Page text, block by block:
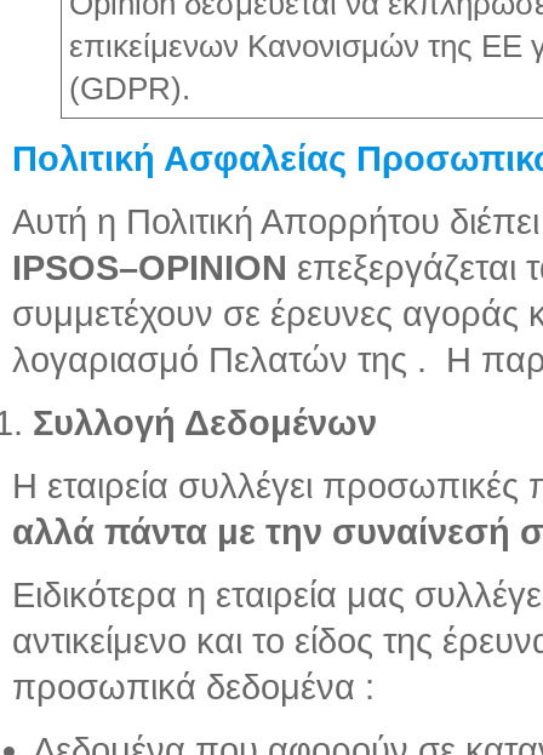
επικείμενων Κανονισμών της ΕΕ
(GDPR).
Πολιτική Ασφαλείας
Αυτή η Πολιτική Απορρήτου
IPSOS–OPINION
συμμετέχουν σε έρευνες αγοράς
λογαριασμό Πελατών της . Η
Συλλογή Δεδομένων
Η εταιρεία συλλέγει
αλλά πάντα με την συναίνεσή
Ειδικότερα η εταιρεία μας
αντικείμενο και το είδος της
προσωπικά δεδομένα :